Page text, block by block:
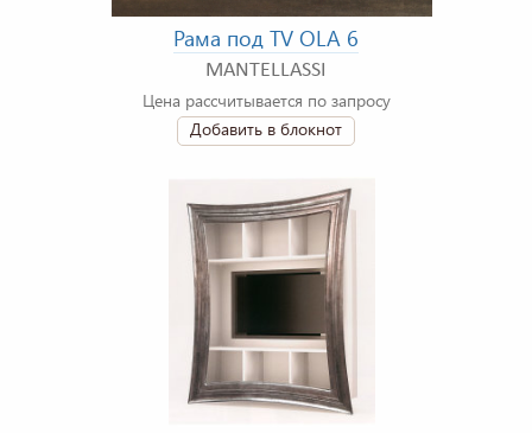
Рама под TV OLA 6
MANTELLASSI
Цена рассчитывается по запросу
Добавить в блокнот